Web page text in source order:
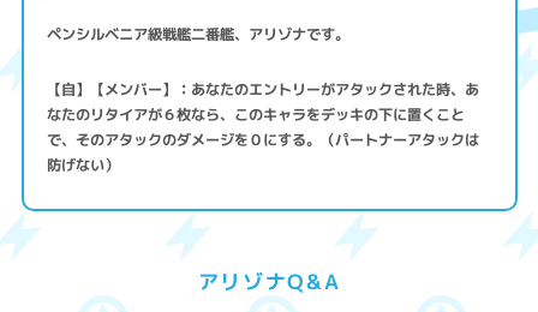
ペンシルベニア級戦艦二番艦、アリゾナです。
【自】【メンバー】：あなたのエントリーがアタックされた時、あ
なたのリタイアが６枚なら、このキャラをデッキの下に置くこと
で、そのアタックのダメージを０にする。（パートナーアタックは
防げない）
アリゾナQ&A